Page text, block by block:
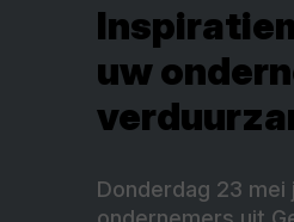
uw
Donderdag 23 mei